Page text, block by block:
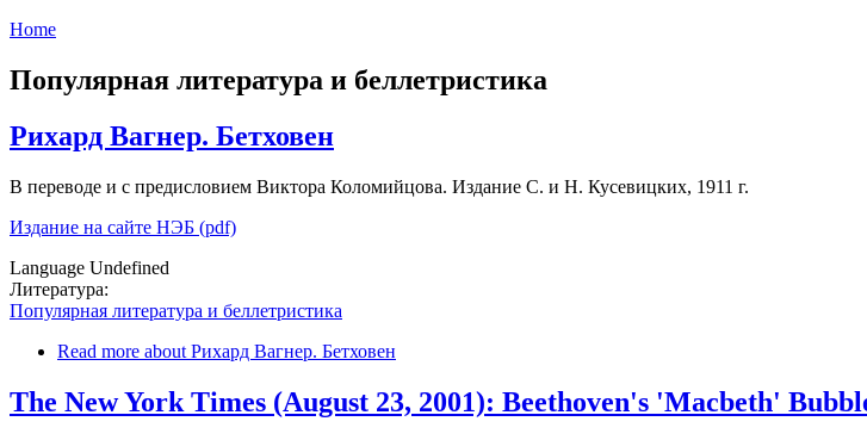
Home
Популярная литература и беллетристика
Рихард Вагнер. Бетховен
В переводе и с предисловием Виктора Коломийцова. Издание С. и Н. Кусевицких, 1911 г.
Издание на сайте НЭБ (pdf)
Language Undefined
Литература:
Популярная литература и беллетристика
Read more about Рихард Вагнер. Бетховен
The New York Times (August 23, 2001): Beethoven's 'Macbeth'